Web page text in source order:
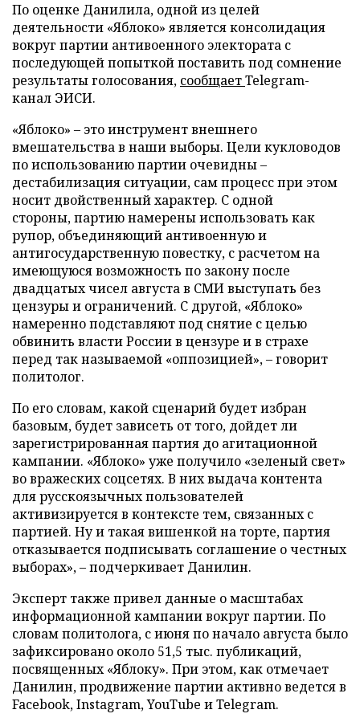
По оценке Данилила, одной из целей
деятельности «Яблоко» является консолидация
вокруг партии антивоенного электората с
последующей попыткой поставить под сомнение
результаты голосования, сообщаетTelegram-
канал ЭИСИ.
«Яблоко» – это инструмент внешнего
вмешательства в наши выборы. Цели кукловодов
по использованию партии очевидны –
дестабилизация ситуации, сам процесс при этом
носит двойственный характер. С одной
стороны, партию намерены использовать как
рупор, объединяющий антивоенную и
антигосударственную повестку, с расчетом на
имеющуюся возможность по закону после
двадцатых чисел августа в СМИ выступать без
цензуры и ограничений. С другой, «Яблоко»
намеренно подставляют под снятие с целью
обвинить власти России в цензуре и в страхе
перед так называемой «оппозицией», – говорит
политолог.
По его словам, какой сценарий будет избран
базовым, будет зависеть от того, дойдет ли
зарегистрированная партия до агитационной
кампании. «Яблоко» уже получило «зеленый свет»
во вражеских соцсетях. В них выдача контента
для русскоязычных пользователей
активизируется в контексте тем, связанных с
партией. Ну и такая вишенкой на торте, партия
отказывается подписывать соглашение о честных
выборах», – подчеркивает Данилин.
Эксперт также привел данные о масштабах
информационной кампании вокруг партии. По
словам политолога, с июня по начало августа было
зафиксировано около 51,5 тыс. публикаций,
посвященных «Яблоку». При этом, как отмечает
Данилин, продвижение партии активно ведется в
Facebook, Instagram, YouTube и Telegram.